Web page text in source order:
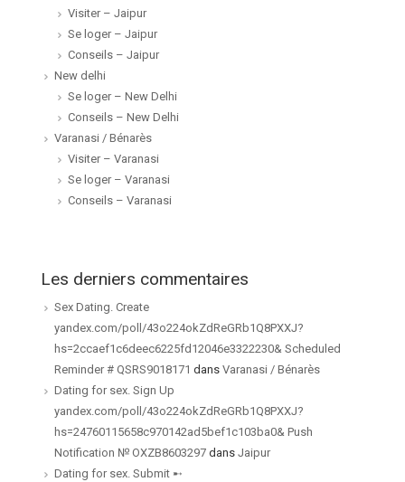
Visiter – Jaipur
Se loger – Jaipur
Conseils – Jaipur
New delhi
Se loger – New Delhi
Conseils – New Delhi
Varanasi / Bénarès
Visiter – Varanasi
Se loger – Varanasi
Conseils – Varanasi
Les derniers commentaires
Sex Dating. Create
yandex.com/poll/43o224okZdReGRb1Q8PXXJ?
hs=2ccaef1c6deec6225fd12046e3322230& Scheduled
Reminder # QSRS9018171 dans Varanasi / Bénarès
Dating for sex. Sign Up
yandex.com/poll/43o224okZdReGRb1Q8PXXJ?
hs=24760115658c970142ad5bef1c103ba0& Push
Notification № OXZB8603297 dans Jaipur
Dating for sex. Submit ➸